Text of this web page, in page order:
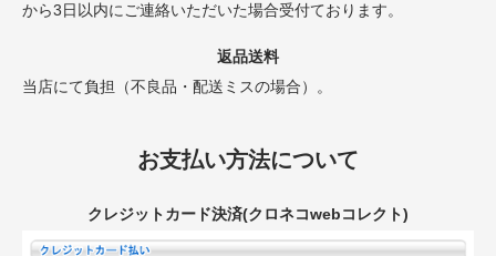
から3日以内にご連絡いただいた場合受付ております。
返品送料
当店にて負担（不良品・配送ミスの場合）。
お支払い方法について
クレジットカード決済(クロネコwebコレクト)